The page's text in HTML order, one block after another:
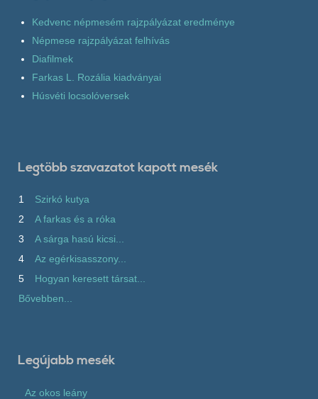
Kedvenc népmesém rajzpályázat eredménye
Népmese rajzpályázat felhívás
Diafilmek
Farkas L. Rozália kiadványai
Húsvéti locsolóversek
Legtöbb szavazatot kapott mesék
1
Szirkó kutya
2
A farkas és a róka
3
A sárga hasú kicsi...
4
Az egérkisasszony...
5
Hogyan keresett társat...
Bővebben...
Legújabb mesék
Az okos leány